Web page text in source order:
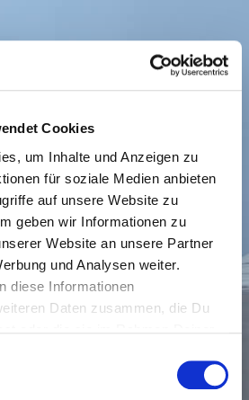
Cookies
um Inhalte und Anzeigen zu
für soziale Medien anbieten
auf unsere Website zu
geben wir Informationen zu
Website an unsere Partner
und Analysen weiter.
diese Informationen
Daten zusammen, die Du